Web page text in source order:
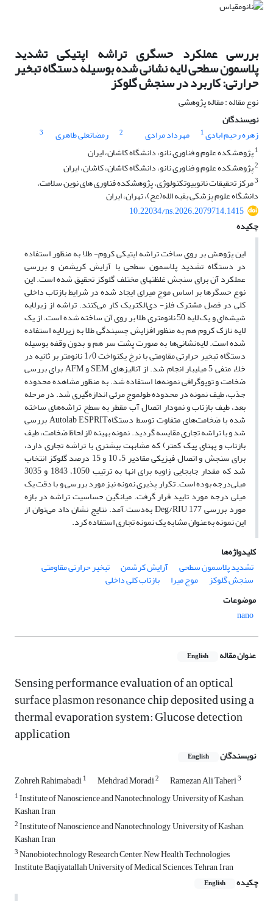
بررسی عملکرد حسگری تراشه اپتیکی تشدید
پلاسمون سطحی لایه ‎نشانی شده بوسیله دستگاه تبخیر
حرارتی: کاربرد در سنجش گلوکز
نوع مقاله : مقاله پژوهشی
نویسندگان
زهره رحیم ابادی1 مهرداد مرادی 2 رمضانعلی طاهری
3
1پژوهشکده علوم و فناوری نانو، دانشگاه کاشان، ایران
2پژوهشکده علوم و فناوری نانو، دانشگاه کاشان، کاشان، ایران
3مرکز تحقیقات نانوبیوتکنولوژی، پژوهشکده فناوری های نوین سلامت،
دانشگاه علوم پزشکی بقیه الله(عج)، تهران، ایران
10.22034/ns.2026.2079714.1415
چکیده
این پژوهش بر روی ساخت تراشه اپتیکی کروم- طلا به منظور استفاده
در دستگاه تشدید پلاسمون سطحی با آرایش کریشمن و بررسی
عملکرد آن برای سنجش غلظت‎های مختلف گلوکز تحقیق شده است. این
نوع حسگرها بر اساس موج میرای ایجاد شده در شرایط بازتاب داخلی
کلی در فصل مشترک فلز- دی‌الکتریک کار می‌کنند. تراشه از زیرلایه
شیشه‌ای و یک لایه 50 نانومتری طلا بر روی آن ساخته شده است. از یک
لایه نازک کروم هم به منظور افزایش چسبندگی طلا به زیرلایه استفاده
شده است. لایه‌نشانی‌ها به صورت پشت سر هم و بدون وقفه بوسیله
دستگاه تبخیر حرارتی مقاومتی با نرخ یکنواخت 1/0 نانومتر بر ثانیه در
خلاء منفی 5 میلی‎بار انجام شد. از آنالیزهای SEM و AFM برای بررسی
ضخامت و توپوگرافی نمونه‌ها استفاده شد. به منظور مشاهده محدوده
جذب، طیف نمونه در محدوده طول‎موج مرئی اندازه‌گیری شد. در مرحله
بعد، طیف بازتاب و نمودار اتصال آب مقطر به سطح تراشه‌های ساخته
شده با ضخامت‌های متفاوت توسط دستگاهAutolab ESPRIT بررسی
شد و با تراشه تجاری مقایسه گردید. نمونه بهینه (از لحاظ ضخامت، طیف
بازتاب و پهنای پیک کمتر) که مشابهت بیشتری با تراشه تجاری دارد،
برای سنجش و اتصال فیزیکی مقادیر 5، 10 و 15 درصد گلوکز انتخاب
شد که مقدار جابجایی زاویه برای انها به ترتیب 1050، 1843 و 3035
میلی‌درجه بوده است. تکرار پذیری نمونه نیز مورد بررسی و با دقت یک
میلی درجه مورد تایید قرار گرفت. میانگین حساسیت تراشه در بازه
مورد بررسی 177 Deg/RIU به‌دست آمد. نتایج نشان داد می‌توان از
این نمونه به‌عنوان مشابه یک نمونه تجاری استفاده کرد.
کلیدواژه‌ها
تشدید پلاسمون سطحی
آرایش کرشمن تبخیر حرارتی مقاومتی
سنجش گلوکز موج میرا
بازتاب کلی داخلی
موضوعات
nano
عنوان مقاله English
Sensing performance evaluation of an optical
surface plasmon resonance chip deposited using a
thermal evaporation system: Glucose detection
application
نویسندگان English
Zohreh Rahimabadi1 Mehdrad Moradi2 Ramezan Ali Taheri3
1Institute of Nanoscience and Nanotechnology, University of Kashan,
Kashan, Iran
2Institute of Nanoscience and Nanotechnology, University of Kashan,
Kashan, Iran
3Nanobiotechnology Research Center, New Health Technologies
Institute, Baqiyatallah University of Medical Sciences, Tehran, Iran
چکیده
English